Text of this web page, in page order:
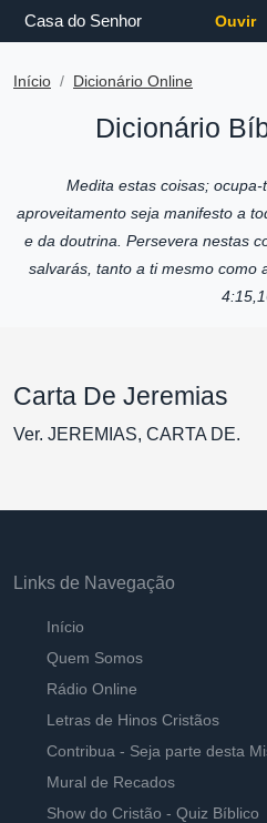
Casa do Senhor Ouvir
Início Dicionário Online
Dicionário
Medita estas coisas;
aproveitamento seja manifesto a
e da doutrina. Persevera nestas
salvarás, tanto a ti mesmo como
Carta De Jeremias
Ver. JEREMIAS, CARTA DE.
Links de Navegação
Início
Quem Somos
Rádio Online
Letras de Hinos Cristãos
Contribua - Seja parte desta
Mural de Recados
Show do Cristão - Quiz Bíblico